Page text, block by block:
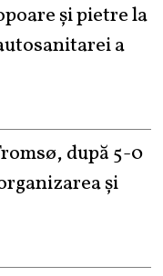
și pietre la
a
după 5-0
și